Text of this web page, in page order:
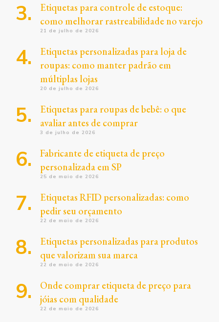
Etiquetas para controle de estoque:
como melhorar rastreabilidade no varejo
21 de julho de 2026
Etiquetas personalizadas para loja de
roupas: como manter padrão em
múltiplas lojas
20 de julho de 2026
Etiquetas para roupas de bebê: o que
avaliar antes de comprar
3 de julho de 2026
Fabricante de etiqueta de preço
personalizada em SP
25 de maio de 2026
Etiquetas RFID personalizadas: como
pedir seu orçamento
22 de maio de 2026
Etiquetas personalizadas para produtos
que valorizam sua marca
22 de maio de 2026
Onde comprar etiqueta de preço para
jóias com qualidade
22 de maio de 2026